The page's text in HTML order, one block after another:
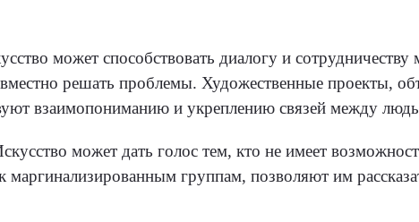
может способствовать диалогу и
решать проблемы. Художественные проекты,
взаимопониманию и укреплению связей между
может дать голос тем, кто не имеет
группам, позволяют им